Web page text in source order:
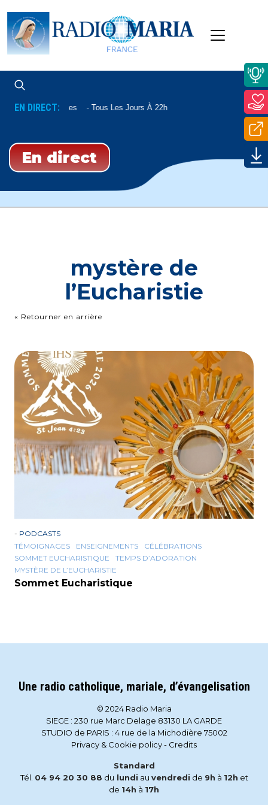
EN DIRECT:Complies Tous Les Jours À 22h
En direct
mystère de
l’Eucharistie
« Retourner en arrière
- PODCASTS
TÉMOIGNAGES
ENSEIGNEMENTS
CÉLÉBRATIONS
SOMMET EUCHARISTIQUE
TEMPS D’ADORATION
MYSTÈRE DE L’EUCHARISTIE
Sommet Eucharistique
Une radio catholique, mariale, d’évangelisation
© 2024 Radio Maria
SIEGE : 230 rue Marc Delage 83130 LA GARDE
STUDIO de PARIS : 4 rue de la Michodière 75002
Privacy & Cookie policy- Credits
Standard
Tél. 04 94 20 30 88 du lundi au vendredi de 9h à 12h et
de 14h à 17h